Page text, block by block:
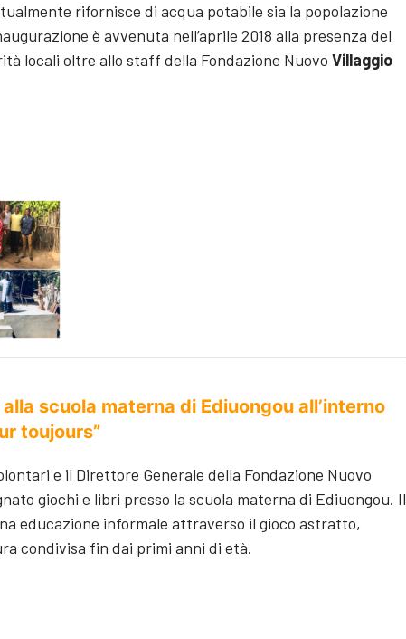
rifornisce di acqua potabile sia la popolazione
è avvenuta nell’aprile 2018 alla presenza del
locali oltre allo staff della Fondazione Nuovo Villaggio
scuola materna di Ediuongou all’interno
toujours”
e il Direttore Generale della Fondazione Nuovo
giochi e libri presso la scuola materna di Ediuongou. Il
educazione informale attraverso il gioco astratto,
condivisa fin dai primi anni di età.